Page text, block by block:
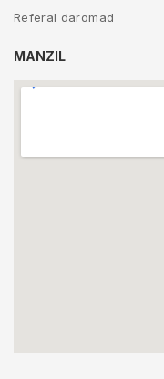
Referal daromad
MANZIL